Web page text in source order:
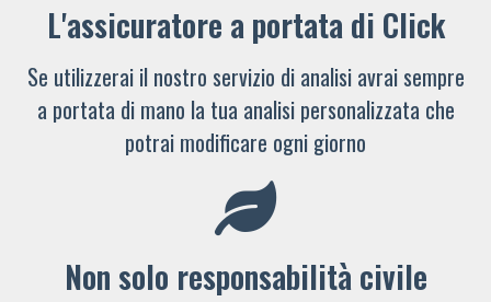
L'assicuratore a portata di Click
Se utilizzerai il nostro servizio di analisi avrai sempre
a portata di mano la tua analisi personalizzata che
potrai modificare ogni giorno
Non solo responsabilità civile